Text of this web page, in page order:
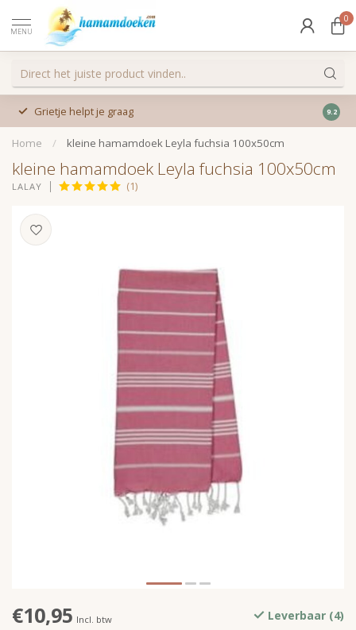
MENU
0
Grietje helpt je graag 9.2
Home / kleine hamamdoek Leyla fuchsia 100x50cm
kleine hamamdoek Leyla fuchsia 100x50cm
LALAY (1)
€10,95 Incl. btw Leverbaar (4)